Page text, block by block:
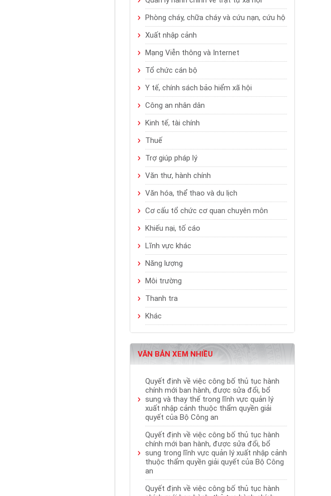
Phòng cháy, chữa cháy và cứu nạn, cứu hộ
Xuất nhập cảnh
Mạng Viễn thông và Internet
Tổ chức cán bộ
Y tế, chính sách bảo hiểm xã hội
Công an nhân dân
Kinh tế, tài chính
Thuế
Trợ giúp pháp lý
Văn thư, hành chính
Văn hóa, thể thao và du lịch
Cơ cấu tổ chức cơ quan chuyên môn
Khiếu nại, tố cáo
Lĩnh vực khác
Năng lượng
Môi trường
Thanh tra
Khác
VĂN BẢN XEM NHIỀU
Quyết định về việc công bố thủ tục hành
chính mới ban hành, được sửa đổi, bổ
sung và thay thế trong lĩnh vực quản lý
xuất nhập cảnh thuộc thẩm quyền giải
quyết của Bộ Công an
Quyết định về việc công bố thủ tục hành
chính mới ban hành, được sửa đổi, bổ
sung trong lĩnh vực quản lý xuất nhập cảnh
thuộc thẩm quyền giải quyết của Bộ Công
an
Quyết định về việc công bố thủ tục hành